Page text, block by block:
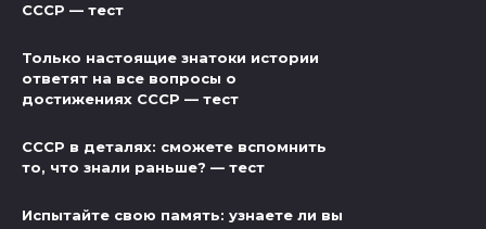
СССР — тест
Только настоящие знатоки истории
ответят на все вопросы о
достижениях СССР — тест
СССР в деталях: сможете вспомнить
то, что знали раньше? — тест
Испытайте свою память: узнаете ли вы